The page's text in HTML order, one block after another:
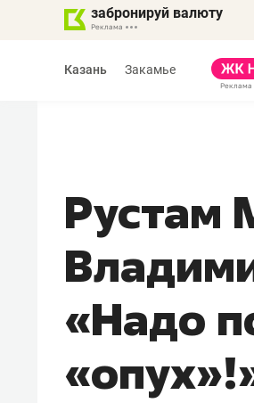
забронируй валюту
Казань Закамье
Рустам
«Надо